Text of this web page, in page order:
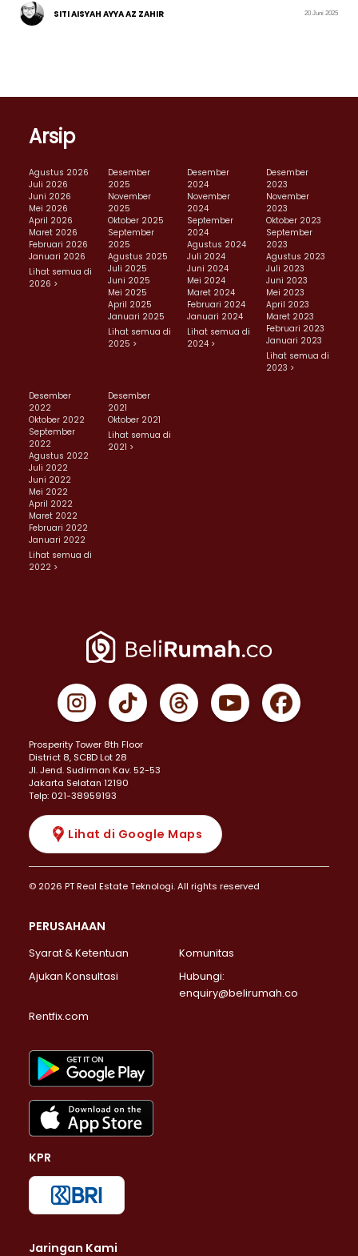
SITI AISYAH AYYA AZ ZAHIR 20 Juni 2025
Arsip
Agustus 2026
Juli 2026
Juni 2026
Mei 2026
April 2026
Maret 2026
Februari 2026
Januari 2026
Lihat semua di
2026 >
Desember
2025
November
2025
Oktober 2025
September
2025
Agustus 2025
Juli 2025
Juni 2025
Mei 2025
April 2025
Januari 2025
Lihat semua di
2025 >
Desember
2024
November
2024
September
2024
Agustus 2024
Juli 2024
Juni 2024
Mei 2024
Maret 2024
Februari 2024
Januari 2024
Lihat semua di
2024 >
Desember
2023
November
2023
Oktober 2023
September
2023
Agustus 2023
Juli 2023
Juni 2023
Mei 2023
April 2023
Maret 2023
Februari 2023
Januari 2023
Lihat semua di
2023 >
Desember
2022
Oktober 2022
September
2022
Agustus 2022
Juli 2022
Juni 2022
Mei 2022
April 2022
Maret 2022
Februari 2022
Januari 2022
Lihat semua di
2022 >
Desember
2021
Oktober 2021
Lihat semua di
2021 >
Prosperity Tower 8th Floor
District 8, SCBD Lot 28
JI. Jend. Sudirman Kav. 52-53
Jakarta Selatan 12190
Telp: 021-38959193
Lihat di Google Maps
© 2026 PT Real Estate Teknologi. All rights reserved
PERUSAHAAN
Syarat & Ketentuan
Komunitas
Ajukan Konsultasi
Hubungi:
enquiry@belirumah.co
Rentfix.com
KPR
Jaringan Kami